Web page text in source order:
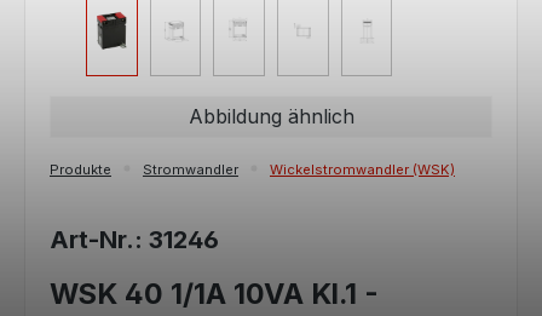
Abbildung ähnlich
Produkte Stromwandler Wickelstromwandler (WSK)
Art-Nr.: 31246
WSK 40 1/1A 10VA Kl.1 -